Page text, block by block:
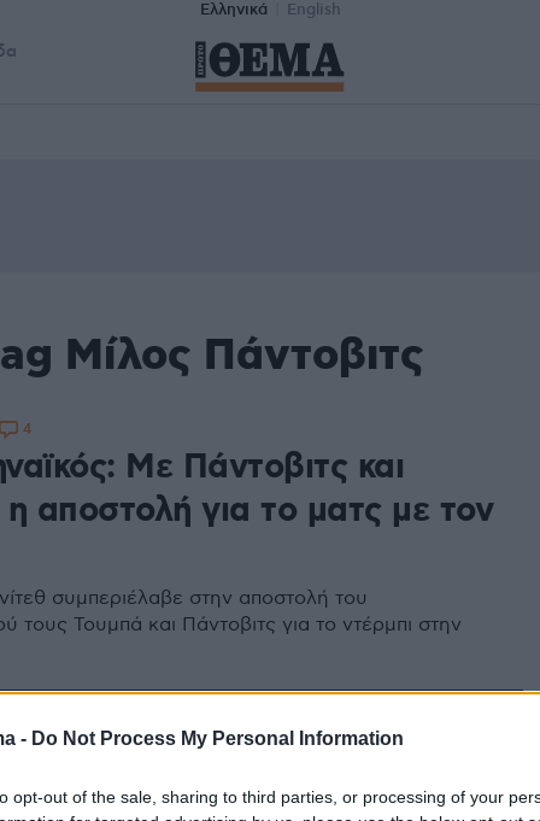
- Do Not Process My Personal Information
opt-out of the sale, sharing to third parties, or processing of your
Ελληνικά English
Μίλος Πάντοβιτς
Με Πάντοβιτς και
αποστολή για το ματς με τον
συμπεριέλαβε στην αποστολή του
τους Τουμπά και Πάντοβιτς για το ντέρμπι στην
4
Πρόβλημα και με τον
ενόψει Κηφισιάς, «μέσα»